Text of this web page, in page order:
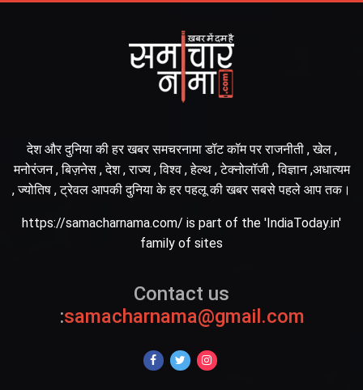
देश और दुनिया की हर खबर समचरनामा डॉट कॉम पर राजनीती , खेल ,
मनोरंजन , बिज़नेस , देश , राज्य , विश्व , हेल्थ , टेक्नोलॉजी , विज्ञान ,अधात्यम
, ज्योतिष , ट्रेवल आपकी दुनिया के हर पहलू की खबर सबसे पहले आप तक।
https://samacharnama.com/ is part of the 'IndiaToday.in'
family of sites
Contact us
:samacharnama@gmail.com